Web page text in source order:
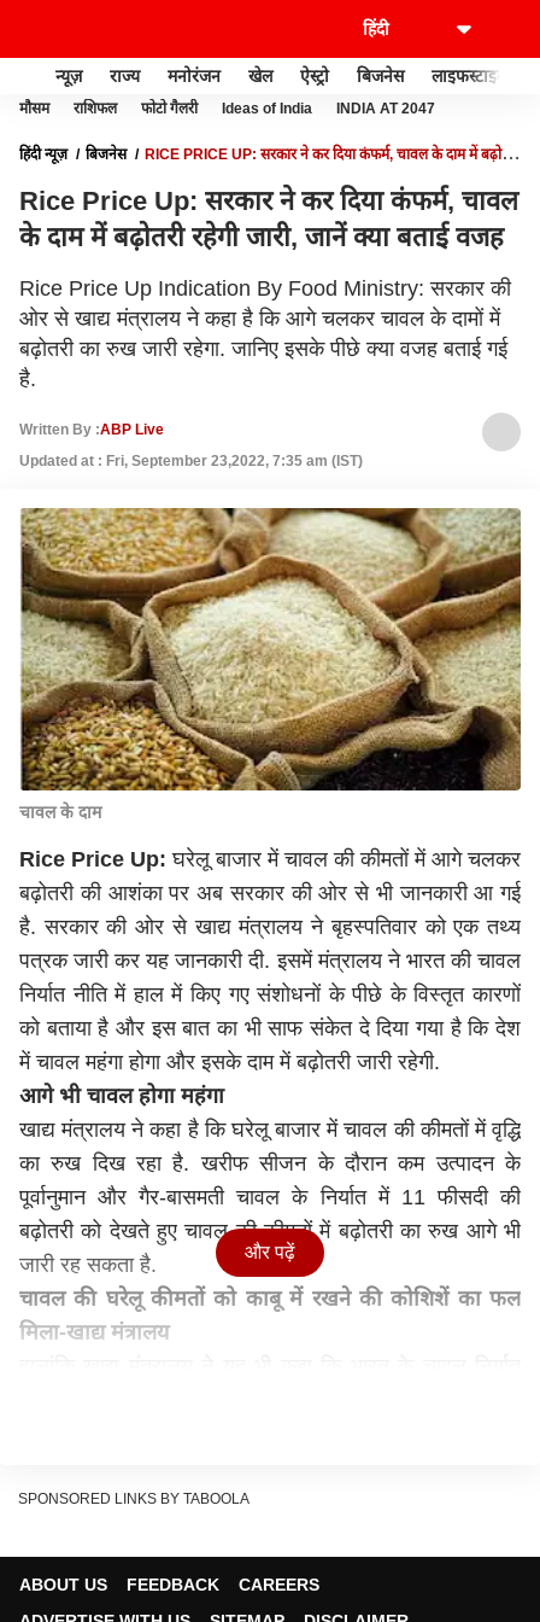
न्यूज़ राज्य मनोरंजन खेल ऐस्ट्रो बिजनेस लाइफस्टाइल
मौसम राशिफल फोटो गैलरी Ideas of India INDIA AT 2047
हिंदी न्यूज़ बिजनेस
RICE PRICE UP: सरकार ने कर दिया कंफर्म, चावल के दाम में बढ़ोतरी
Rice Price Up: सरकार ने कर दिया कंफर्म, चावल
के दाम में बढ़ोतरी रहेगी जारी, जानें क्या बताई वजह
Rice Price Up Indication By Food Ministry: सरकार की
ओर से खाद्य मंत्रालय ने कहा है कि आगे चलकर चावल के दामों में
बढ़ोतरी का रुख जारी रहेगा. जानिए इसके पीछे क्या वजह बताई गई
है.
Written By :ABP Live
Updated at : Fri, September 23,2022, 7:35 am (IST)
चावल के दाम
Rice Price Up: घरेलू बाजार में चावल की कीमतों में आगे चलकर
बढ़ोतरी की आशंका पर अब सरकार की ओर से भी जानकारी आ गई
है. सरकार की ओर से खाद्य मंत्रालय ने बृहस्पतिवार को एक तथ्य
पत्रक जारी कर यह जानकारी दी. इसमें मंत्रालय ने भारत की चावल
निर्यात नीति में हाल में किए गए संशोधनों के पीछे के विस्तृत कारणों
को बताया है और इस बात का भी साफ संकेत दे दिया गया है कि देश
में चावल महंगा होगा और इसके दाम में बढ़ोतरी जारी रहेगी.
आगे भी चावल होगा महंगा
खाद्य मंत्रालय ने कहा है कि घरेलू बाजार में चावल की कीमतों में वृद्धि
का रुख दिख रहा है. खरीफ सीजन के दौरान कम उत्पादन के
पूर्वानुमान और गैर-बासमती चावल के निर्यात में 11 फीसदी की
बढ़ोतरी को देखते हुए चावल की कीमतों में बढ़ोतरी का रुख आगे भी
जारी रह सकता है.
चावल की घरेलू कीमतों को काबू में रखने की कोशिशें का फल
मिला-खाद्य मंत्रालय
और गैर-बासमती चावल पर 20 फीसदी निर्यात शुल्क लगाया था.
और पढ़ें
SPONSORED LINKS BY TABOOLA
ABOUT US FEEDBACK
CAREERS